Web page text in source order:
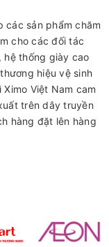
các sản phẩm chăm
cho các đối tác
hệ thống giày cao
hiệu vệ sinh
Việt Nam cam
trên dây truyền
hàng đặt lên hàng